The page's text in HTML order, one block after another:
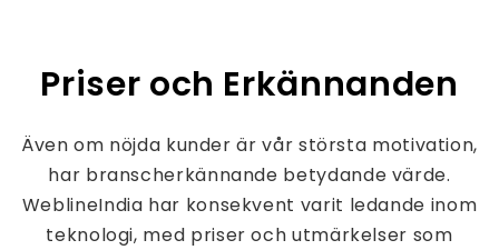
Priser och Erkännanden
Även om nöjda kunder är vår största motivation,
har branscherkännande betydande värde.
WeblineIndia har konsekvent varit ledande inom
teknologi, med priser och utmärkelser som